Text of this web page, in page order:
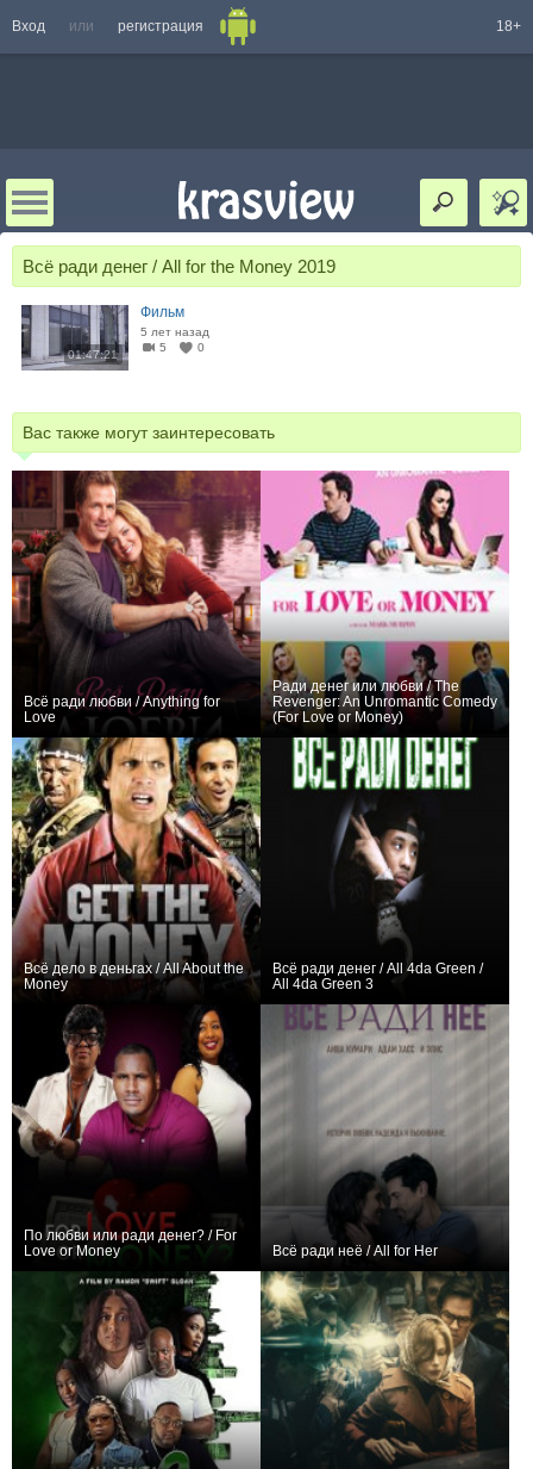
Вход или регистрация 18+
Всё ради денег / All for the Money 2019
01:47:21
Фильм
5 лет назад
5
0
Вас также могут заинтересовать
Всё ради любви / Anything for
Love
Ради денег или любви / The
Revenger: An Unromantic Comedy
(For Love or Money)
Всё дело в деньгах / All About the
Money
Всё ради денег / All 4da Green /
All 4da Green 3
По любви или ради денег? / For
Love or Money
Всё ради неё / All for Her